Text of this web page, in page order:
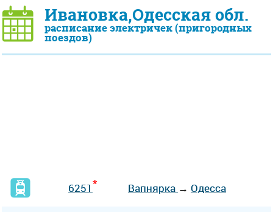
Ивановка,Одесская обл.
расписание электричек (пригородных
поездов)
6251* Вапнярка → Одесса